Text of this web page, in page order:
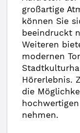
großartige
können Sie
beeindruckt
Weiteren
modernen
Hörerlebnis.
die
nehmen.